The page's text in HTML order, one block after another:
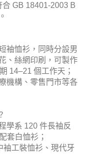
GB 18401-2003 B
袖恤衫，同時分設男
、絲網印刷，可製作
14–21 個工作天；
機構、零售門市等各
學系 120 件長袖反
套白恤衫；
袖工裝恤衫、現代牙